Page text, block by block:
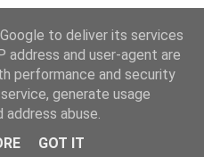
by Blogger
to deliver its services
address and user-agent are
performance and security
generate usage
abuse.
GOT IT